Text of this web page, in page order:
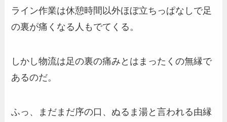
ライン作業は休憩時間以外ほぼ立ちっぱなしで足
の裏が痛くなる人もでてくる。
しかし物流は足の裏の痛みとはまったくの無縁で
あるのだ。
ふっ、まだまだ序の口、ぬるま湯と言われる由縁